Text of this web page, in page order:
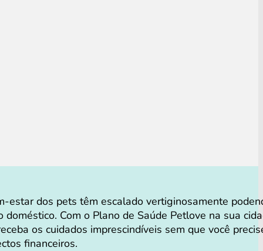
estar dos pets têm escalado vertiginosamente
doméstico. Com o Plano de Saúde Petlove na sua
os cuidados imprescindíveis sem que você
financeiros.